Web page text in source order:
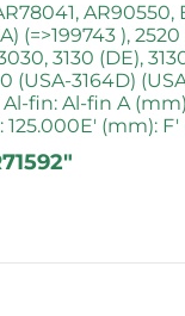
AR90550,
(=>199743 ),
3130 (DE),
(USA-3164D)
fin: Al-fin A
125.000E' (mm):